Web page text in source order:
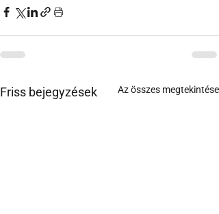
Friss bejegyzések Az összes megtekintése